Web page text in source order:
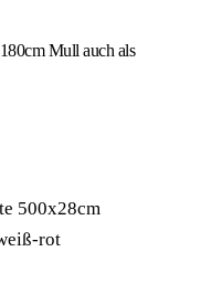
Mull auch als